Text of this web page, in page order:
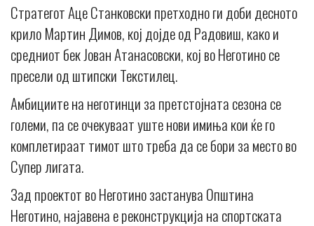
Стратегот Аце Станковски претходно ги доби десното
крило Мартин Димов, кој дојде од Радовиш, како и
средниот бек Јован Атанасовски, кој во Неготино се
пресели од штипски Текстилец.
Амбициите на неготинци за претстојната сезона се
големи, па се очекуваат уште нови имиња кои ќе го
комплетираат тимот што треба да се бори за место во
Супер лигата.
Зад проектот во Неготино застанува Општина
Неготино, најавена е реконструкција на спортската